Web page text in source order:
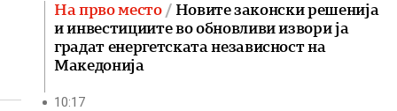
На прво место
Новите законски решенија
и инвестициите во обновливи извори ја
градат енергетската независност на
Македонија
10:17